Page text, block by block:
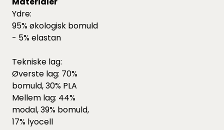
Ydre:
95% økologisk bomuld
- 5% elastan
Tekniske lag:
Øverste lag: 70%
bomuld, 30% PLA
Mellem lag: 44%
modal, 39% bomuld,
17% lyocell